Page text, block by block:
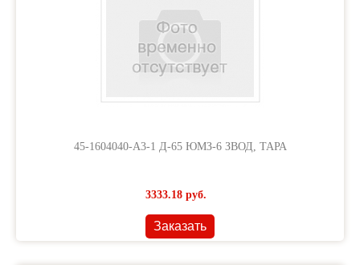
45-1604040-А3-1 Д-65 ЮМЗ-6 ЗВОД, ТАРА
3333.18 руб.
Заказать